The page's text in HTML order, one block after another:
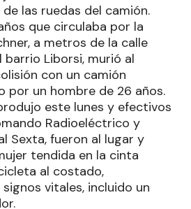
las ruedas del camión.
que circulaba por la
a metros de la calle
barrio Liborsi, murió al
con un camión
por un hombre de 26 años.
este lunes y efectivos
Radioeléctrico y
Sexta, fueron al lugar y
tendida en la cinta
al costado,
vitales, incluido un